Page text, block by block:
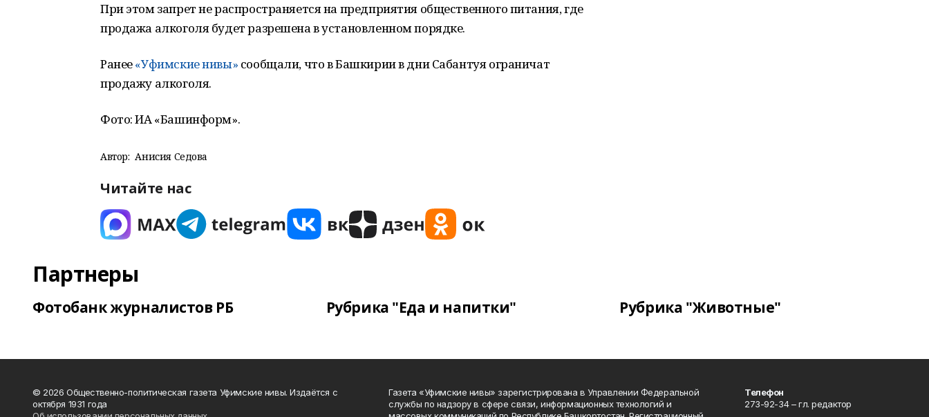
При этом запрет не распространяется на предприятия общественного питания, где
продажа алкоголя будет разрешена в установленном порядке.
Ранее«Уфимские нивы» сообщали, что в Башкирии в дни Сабантуя ограничат
продажу алкоголя.
Фото: ИА «Башинформ».
Автор: Анисия Седова
Читайте нас
Партнеры
Фотобанк журналистов РБ Рубрика "Еда и напитки" Рубрика "Животные"
© 2026 Общественно-политическая газета Уфимские нивы. Издаётся с
октября 1931 года
Газета «Уфимские нивы» зарегистрирована в Управлении Федеральной
службы по надзору в сфере связи, информационных технологий и
Телефон
273-92-34 – гл. редактор